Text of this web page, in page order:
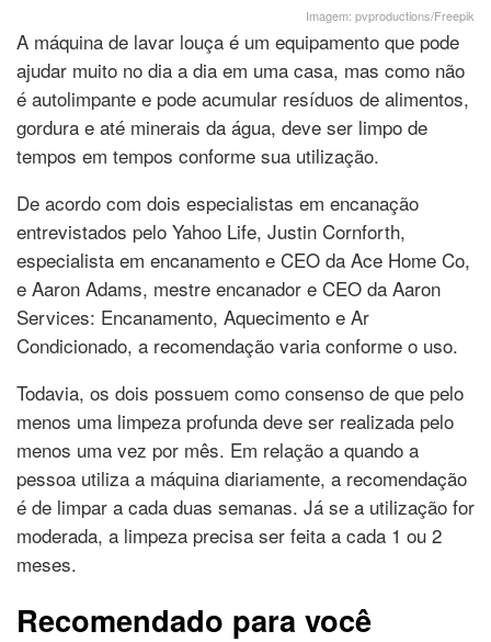
Imagem: pvproductions/Freepik
A máquina de lavar louça é um equipamento que pode
ajudar muito no dia a dia em uma casa, mas como não
é autolimpante e pode acumular resíduos de alimentos,
gordura e até minerais da água, deve ser limpo de
tempos em tempos conforme sua utilização.
De acordo com dois especialistas em encanação
entrevistados pelo Yahoo Life, Justin Cornforth,
especialista em encanamento e CEO da Ace Home Co,
e Aaron Adams, mestre encanador e CEO da Aaron
Services: Encanamento, Aquecimento e Ar
Condicionado, a recomendação varia conforme o uso.
Todavia, os dois possuem como consenso de que pelo
menos uma limpeza profunda deve ser realizada pelo
menos uma vez por mês. Em relação a quando a
pessoa utiliza a máquina diariamente, a recomendação
é de limpar a cada duas semanas. Já se a utilização for
moderada, a limpeza precisa ser feita a cada 1 ou 2
meses.
Recomendado para você